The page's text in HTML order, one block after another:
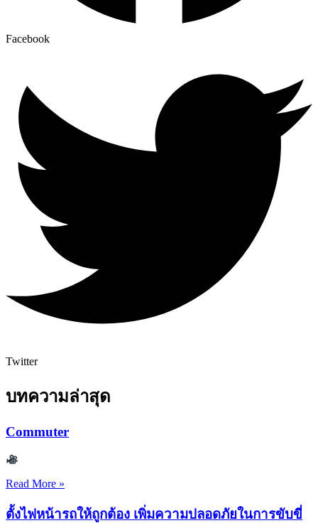
Facebook
Twitter
บทความล่าสุด
Commuter
Read More »
ตั้งไฟหน้ารถให้ถูกต้อง เพิ่มความปลอดภัยในการขับขี่